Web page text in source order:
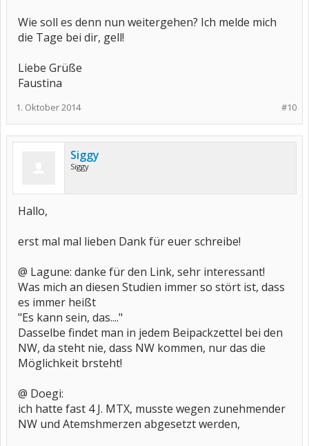
Wie soll es denn nun weitergehen? Ich melde mich
die Tage bei dir, gell!
Liebe Grüße
Faustina
#10
1. Oktober 2014
Siggy
Siggy
Hallo,
erst mal mal lieben Dank für euer schreibe!
@ Lagune: danke für den Link, sehr interessant!
Was mich an diesen Studien immer so stört ist, dass
es immer heißt
"Es kann sein, das...."
Dasselbe findet man in jedem Beipackzettel bei den
NW, da steht nie, dass NW kommen, nur das die
Möglichkeit brsteht!
@ Doegi:
ich hatte fast 4 J. MTX, musste wegen zunehmender
NW und Atemshmerzen abgesetzt werden,